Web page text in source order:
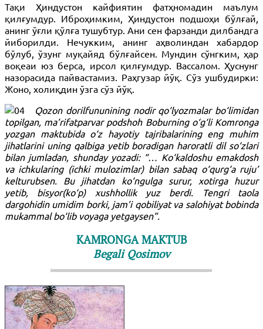
Тақи Ҳиндустон кайфиятин фатҳномадин маълум
қилғумдур. Иброҳимким, Ҳиндустон подшоҳи бўлғай,
анинг ўғли қўлға тушубтур. Ани сен фарзанди дилбандга
йиборилди. Нечукким, анинг аҳволиндан хабардор
бўлуб, ўзунг муқайяд бўлғайсен. Мундин сўнгким, ҳар
воқеаи юз берса, ирсол қилғумдур. Вассалом. Ҳуснунг
назорасида пайвастамиз. Раҳгузар йўқ. Сўз ушбудирки:
Жоно, холиқдин ўзга сўз йўқ.
Qozon dorilfununining nodir qo‘lyozmalar bo‘limidan
topilgan, ma’rifatparvar podshoh Boburning o‘g‘li Komronga
yozgan maktubida o‘z hayotiy tajribalarining eng muhim
jihatlarini uning qalbiga yetib boradigan haroratli dil so‘zlari
bilan jumladan, shunday yozadi: “… Ko‘kaldoshu emakdosh
va ichkularing (ichki mulozimlar) bilan sabaq o‘qurg‘a ruju’
kelturubsen. Bu jihatdan ko‘ngulga surur, xotirga huzur
yetib, bisyor(ko‘p) xushhollik yuz berdi. Tengri taola
dargohidin umidim borki, jam’i qobiliyat va salohiyat bobinda
mukammal bo‘lib voyaga yetgaysen”.
KAMRONGA MAKTUB
Begali Qosimov